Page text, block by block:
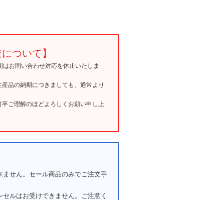
ついて】
お問い合わせ対応を休止いたしま
品の納期につきましても、通常より
ご理解のほどよろしくお願い申し上
ません。セール商品のみでご注文手
ルはお受けできません。ご注意く